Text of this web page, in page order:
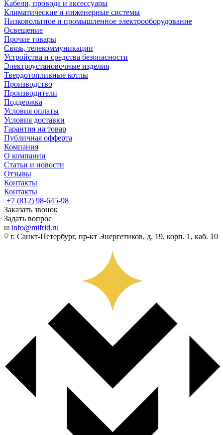
Кабели, провода и аксессуары
Климатические и инженерные системы
Низковольтное и промышленное электрооборудование
Освещение
Прочие товары
Связь, телекоммуникации
Устройства и средства безопасности
Электроустановочные изделия
Твердотопливные котлы
Производство
Производители
Поддержка
Условия оплаты
Условия доставки
Гарантия на товар
Публичная офферта
Компания
О компании
Статьи и новости
Отзывы
Контакты
Контакты
+7 (812) 98-645-98
Заказать звонок
Задать вопрос
info@mifrid.ru
г. Санкт-Петербург, пр-кт Энергетиков, д. 19, корп. 1, каб. 10